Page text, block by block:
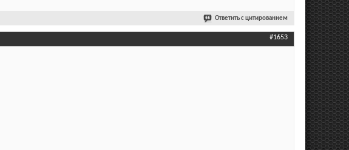
Ответить с цитированием
#1653